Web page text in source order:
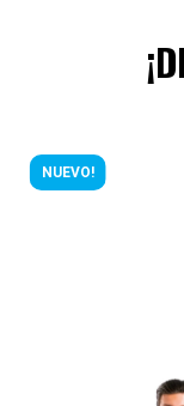
NUEVO!